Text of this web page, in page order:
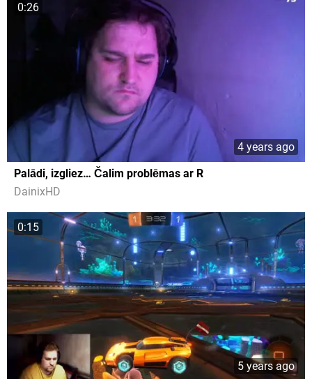
0:26
4 years ago
Palādi, izgliez… Čalim problēmas ar R
DainixHD
0:15
5 years ago